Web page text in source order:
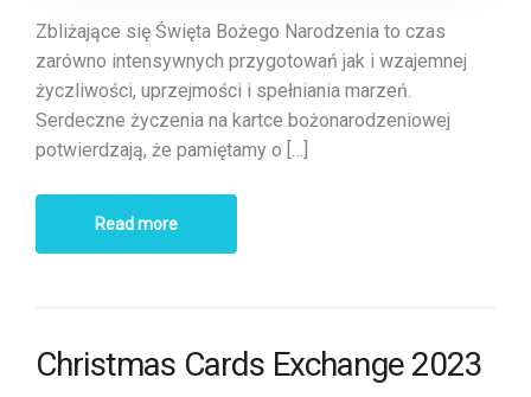
Zbliżające się Święta Bożego Narodzenia to czas
zarówno intensywnych przygotowań jak i wzajemnej
życzliwości, uprzejmości i spełniania marzeń.
Serdeczne życzenia na kartce bożonarodzeniowej
potwierdzają, że pamiętamy o […]
Read more
Christmas Cards Exchange 2023